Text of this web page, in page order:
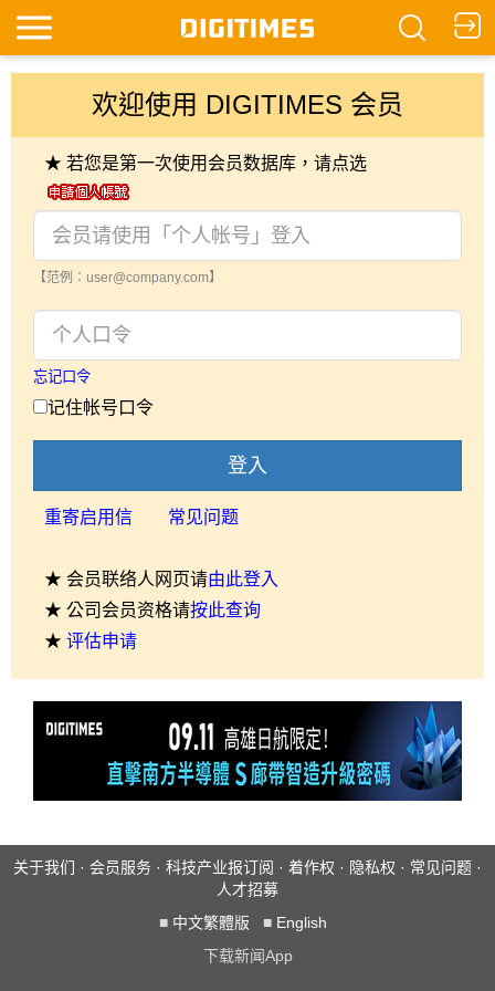
欢迎使用 DIGITIMES 会员
★ 若您是第一次使用会员数据库，请点选
【范例：user@company.com】
忘记口令
记住帐号口令
登入
重寄启用信 常见问题
★ 会员联络人网页请由此登入
★ 公司会员资格请按此查询
★ 评估申请
关于我们 · 会员服务 · 科技产业报订阅 · 着作权 · 隐私权 · 常见问题 ·
人才招募
■ 中文繁體版 ■ English
下载新闻App